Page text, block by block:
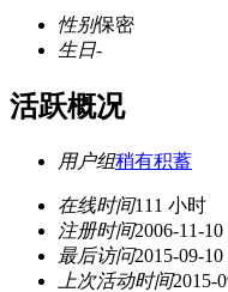
性别保密
生日-
活跃概况
用户组稍有积蓄
在线时间111 小时
注册时间2006-11-10
最后访问2015-09-10
上次活动时间2015-